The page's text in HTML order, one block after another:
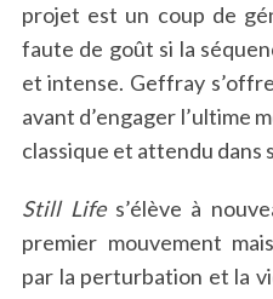
projet est un coup de
faute de goût si la
et intense. Geffray
avant d’engager l’ultime
classique et attendu dans
Still Lifes’élève à
premier mouvement
par la perturbation et la